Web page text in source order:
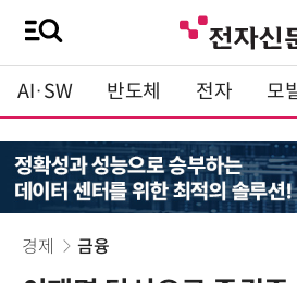
AI·SW 반도체 전자 모
경제 금융